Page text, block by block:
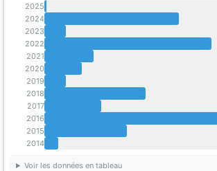
2025
2024
2023
2022
2021
2020
2019
2018
2017
2016
2015
2014
Voir les données en tableau